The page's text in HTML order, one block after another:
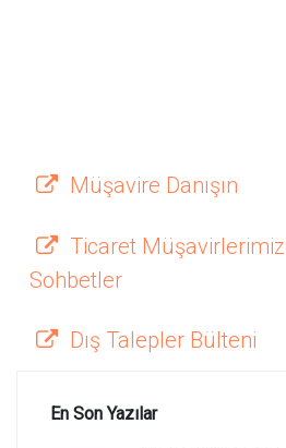
Müşavire Danışın
Ticaret
Sohbetler
Dış Talepler Bülteni
En Son Yazılar